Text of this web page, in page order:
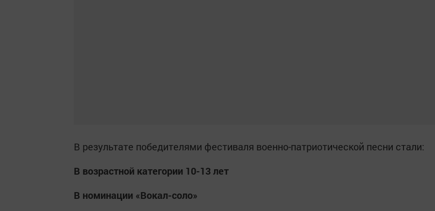
В результате победителями фестиваля военно-патриотической песни стали:
В возрастной категории 10-13 лет
В номинации «Вокал-соло»